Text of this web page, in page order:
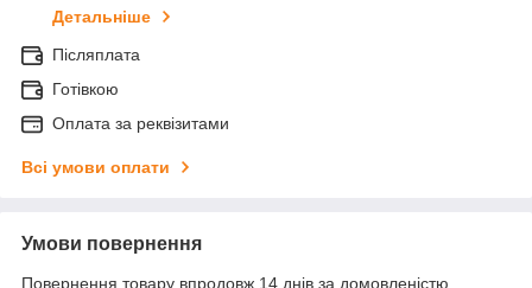
Детальніше
Післяплата
Готівкою
Оплата за реквізитами
Всі умови оплати
Умови повернення
Повернення товару впродовж 14 днів за домовленістю